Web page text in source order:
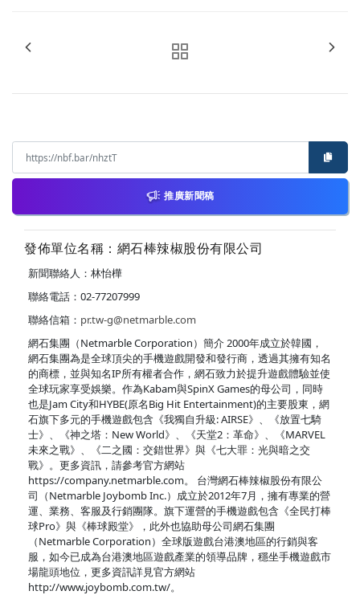
推廣新聞稿
發佈單位名稱：網石棒辣椒股份有限公司
新聞聯絡人：林怡樺
聯絡電話：02-77207999
聯絡信箱： pr.tw-g@netmarble.com
網石集團（Netmarble Corporation）簡介 2000年成立於韓國，
網石集團為是全球頂尖的手機遊戲開發和發行商，透過其擁有知名
的商標，並與知名IP所有權者合作，網石致力於提升遊戲體驗並使
全球玩家享受娛樂。作為Kabam與SpinX Games的母公司，同時
也是Jam City和HYBE(原名Big Hit Entertainment)的主要股東，網
石旗下多元的手機遊戲包含《我獨自升級: AIRSE》、《放置七騎
士》、《神之塔：New World》、《天堂2：革命》、《MARVEL
未來之戰》、《二之國：交錯世界》與《七大罪：光與暗之交
戰》。更多資訊，請參考官方網站
https://company.netmarble.com。 台灣網石棒辣椒股份有限公
司（Netmarble Joybomb Inc.）成立於2012年7月，擁有專業的營
運、業務、客服及行銷團隊。旗下運營的手機遊戲包含《全民打棒
球Pro》與《棒球殿堂》，此外也協助母公司網石集團
（Netmarble Corporation）全球版遊戲台港澳地區的行銷與客
服，如今已成為台港澳地區遊戲產業的領導品牌，穩坐手機遊戲市
場龍頭地位，更多資訊詳見官方網站
http://www.joybomb.com.tw/。